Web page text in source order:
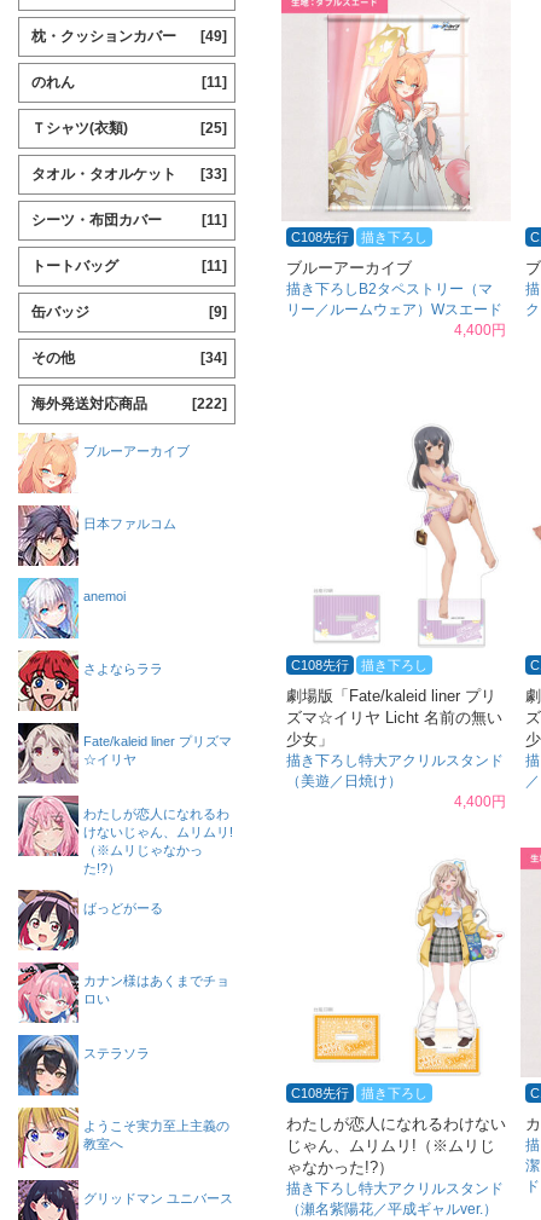
C108先行 描き下ろし
ブルーアーカイブ
描き下ろしB2タペストリー（マ
リー／ルームウェア）Wスエード
4,400円
C108先行 描き下ろし
劇場版「Fate/kaleid liner プリ
ズマ☆イリヤ Licht 名前の無い
少女」
描き下ろし特大アクリルスタンド
（美遊／日焼け）
4,400円
C108先行 描き下ろし
わたしが恋人になれるわけない
じゃん、ムリムリ!（※ムリじ
ゃなかった!?）
描き下ろし特大アクリルスタンド
（瀬名紫陽花／平成ギャルver.）
ド
枕・クッションカバー [49]
のれん [11]
Ｔシャツ(衣類) [25]
タオル・タオルケット [33]
シーツ・布団カバー [11]
トートバッグ [11]
缶バッジ [9]
その他 [34]
海外発送対応商品 [222]
ブルーアーカイブ
日本ファルコム
anemoi
さよならララ
Fate/kaleid liner プリズマ
☆イリヤ
わたしが恋人になれるわ
けないじゃん、ムリムリ!
（※ムリじゃなかっ
た!?）
ばっどがーる
カナン様はあくまでチョ
ロい
ステラソラ
ようこそ実力至上主義の
教室へ
グリッドマン ユニバース